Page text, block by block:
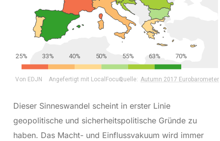
Dieser Sinneswandel scheint in erster Linie
geopolitische und sicherheitspolitische Gründe zu
haben. Das Macht- und Einflussvakuum wird immer